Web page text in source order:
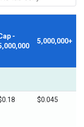
-
5,000,000+
$0.045